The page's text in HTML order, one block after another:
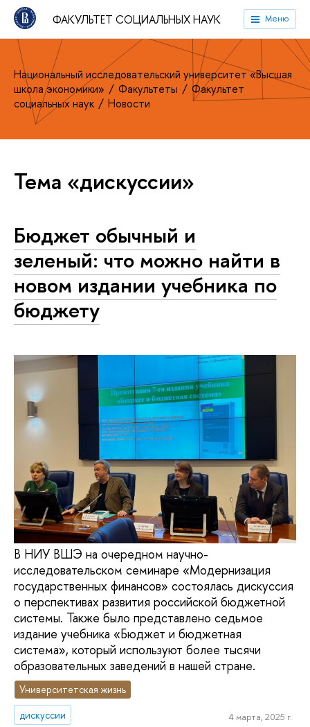
ФАКУЛЬТЕТ СОЦИАЛЬНЫХ НАУК Меню
Национальный исследовательский университет «Высшая
школа экономики»
Факультеты
Факультет
социальных наук
Новости
Тема «дискуссии»
Бюджет обычный и
зеленый: что можно найти в
новом издании учебника по
бюджету
В НИУ ВШЭ на очередном научно-
исследовательском семинаре «Модернизация
государственных финансов» состоялась дискуссия
о перспективах развития российской бюджетной
системы. Также было представлено седьмое
издание учебника «Бюджет и бюджетная
система», который используют более тысячи
образовательных заведений в нашей стране.
Университетская жизнь
дискуссии
4 марта, 2025 г.